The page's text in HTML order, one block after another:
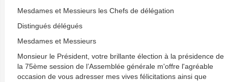
Mesdames et Messieurs les Chefs de délégation
Distingués délégués
Mesdames et Messieurs
Monsieur le Président, votre brillante élection à la présidence de
la 75ème session de l’Assemblée générale m'offre l'agréable
occasion de vous adresser mes vives félicitations ainsi que